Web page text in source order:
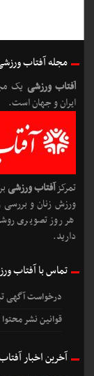
مجله آفتاب ورزشی
آفتاب ورزشییک مجله
ایران و جهان است.
تمرکزآفتاب ورزشیبر
ورزش زنان و بررسی
هر روز تصویری
دارید.
تماس با آفتاب
درخواست آگهی
قوانین نشر محتوا
آخرین اخبار آفتاب